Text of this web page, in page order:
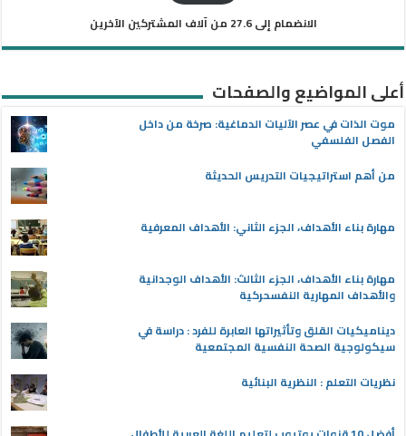
الانضمام إلى 27.6 من آلاف المشتركين الآخرين
أعلى المواضيع والصفحات
موت الذات في عصر الآليات الدماغية: صرخة من داخل
الفصل الفلسفي
من أهم استراتيجيات التدريس الحديثة
مهارة بناء الأهداف، الجزء الثاني: الأهداف المعرفية
مهارة بناء الأهداف، الجزء الثالث: الأهداف الوجدانية
والأهداف المهارية النفسحركية
ديناميكيات القلق وتأثيراتها العابرة للفرد : دراسة في
سيكولوجية الصحة النفسية المجتمعية
نظريات التعلم : النظرية البنائية